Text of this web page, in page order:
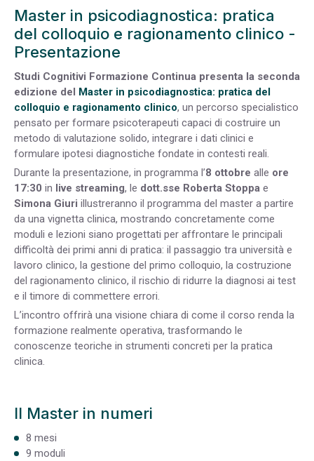
Master in psicodiagnostica: pratica
del colloquio e ragionamento clinico -
Presentazione
Studi Cognitivi Formazione Continua presenta la seconda
edizione del
Master in psicodiagnostica: pratica del
colloquio e ragionamento clinico, un percorso specialistico
pensato per formare psicoterapeuti capaci di costruire un
metodo di valutazione solido, integrare i dati clinici e
formulare ipotesi diagnostiche fondate in contesti reali.
Durante la presentazione, in programma l’8 ottobre alle ore
17:30 in live streaming, le dott.sse Roberta Stoppa e
Simona Giuri illustreranno il programma del master a partire
da una vignetta clinica, mostrando concretamente come
moduli e lezioni siano progettati per affrontare le principali
difficoltà dei primi anni di pratica: il passaggio tra università e
lavoro clinico, la gestione del primo colloquio, la costruzione
del ragionamento clinico, il rischio di ridurre la diagnosi ai test
e il timore di commettere errori.
L’incontro offrirà una visione chiara di come il corso renda la
formazione realmente operativa, trasformando le
conoscenze teoriche in strumenti concreti per la pratica
clinica.
Il Master in numeri
8 mesi
9 moduli